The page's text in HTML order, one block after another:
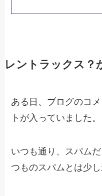
レントラックス？
ある日、ブログのコ
トが入っていました。
いつも通り、スパム
つものスパムとは少し